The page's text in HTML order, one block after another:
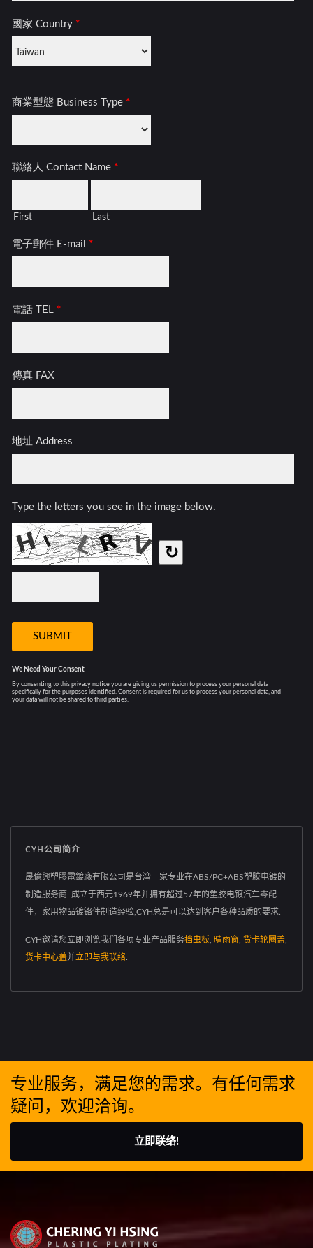
CYH公司简介
晟億興塑膠電鍍廠有限公司是台湾一家专业在ABS/PC+ABS塑胶电镀的
制造服务商. 成立于西元1969年并拥有超过57年的塑胶电镀汽车零配
件，家用物品镀铬件制造经验,CYH总是可以达到客户各种品质的要求.
CYH邀请您立即浏览我们各项专业产品服务挡虫板 晴雨窗 货卡轮圈盖
货卡中心盖并立即与我联络
专业服务，满足您的需求。有任何需求
疑问，欢迎洽询。
立即联络!